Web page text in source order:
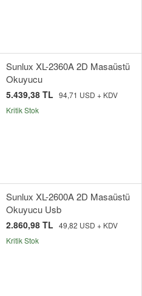
Sunlux XL-2360A 2D Masaüstü
Okuyucu
5.439,38 TL 94,71 USD + KDV
Kritik Stok
Sunlux XL-2600A 2D Masaüstü
Okuyucu Usb
2.860,98 TL 49,82 USD + KDV
Kritik Stok